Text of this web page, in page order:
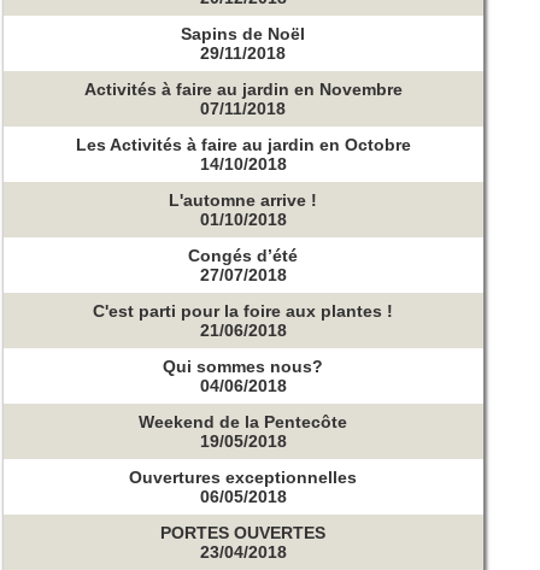
Sapins de Noël
29/11/2018
Activités à faire au jardin en Novembre
07/11/2018
Les Activités à faire au jardin en Octobre
14/10/2018
L'automne arrive !
01/10/2018
Congés d’été
27/07/2018
C'est parti pour la foire aux plantes !
21/06/2018
Qui sommes nous?
04/06/2018
Weekend de la Pentecôte
19/05/2018
Ouvertures exceptionnelles
06/05/2018
PORTES OUVERTES
23/04/2018